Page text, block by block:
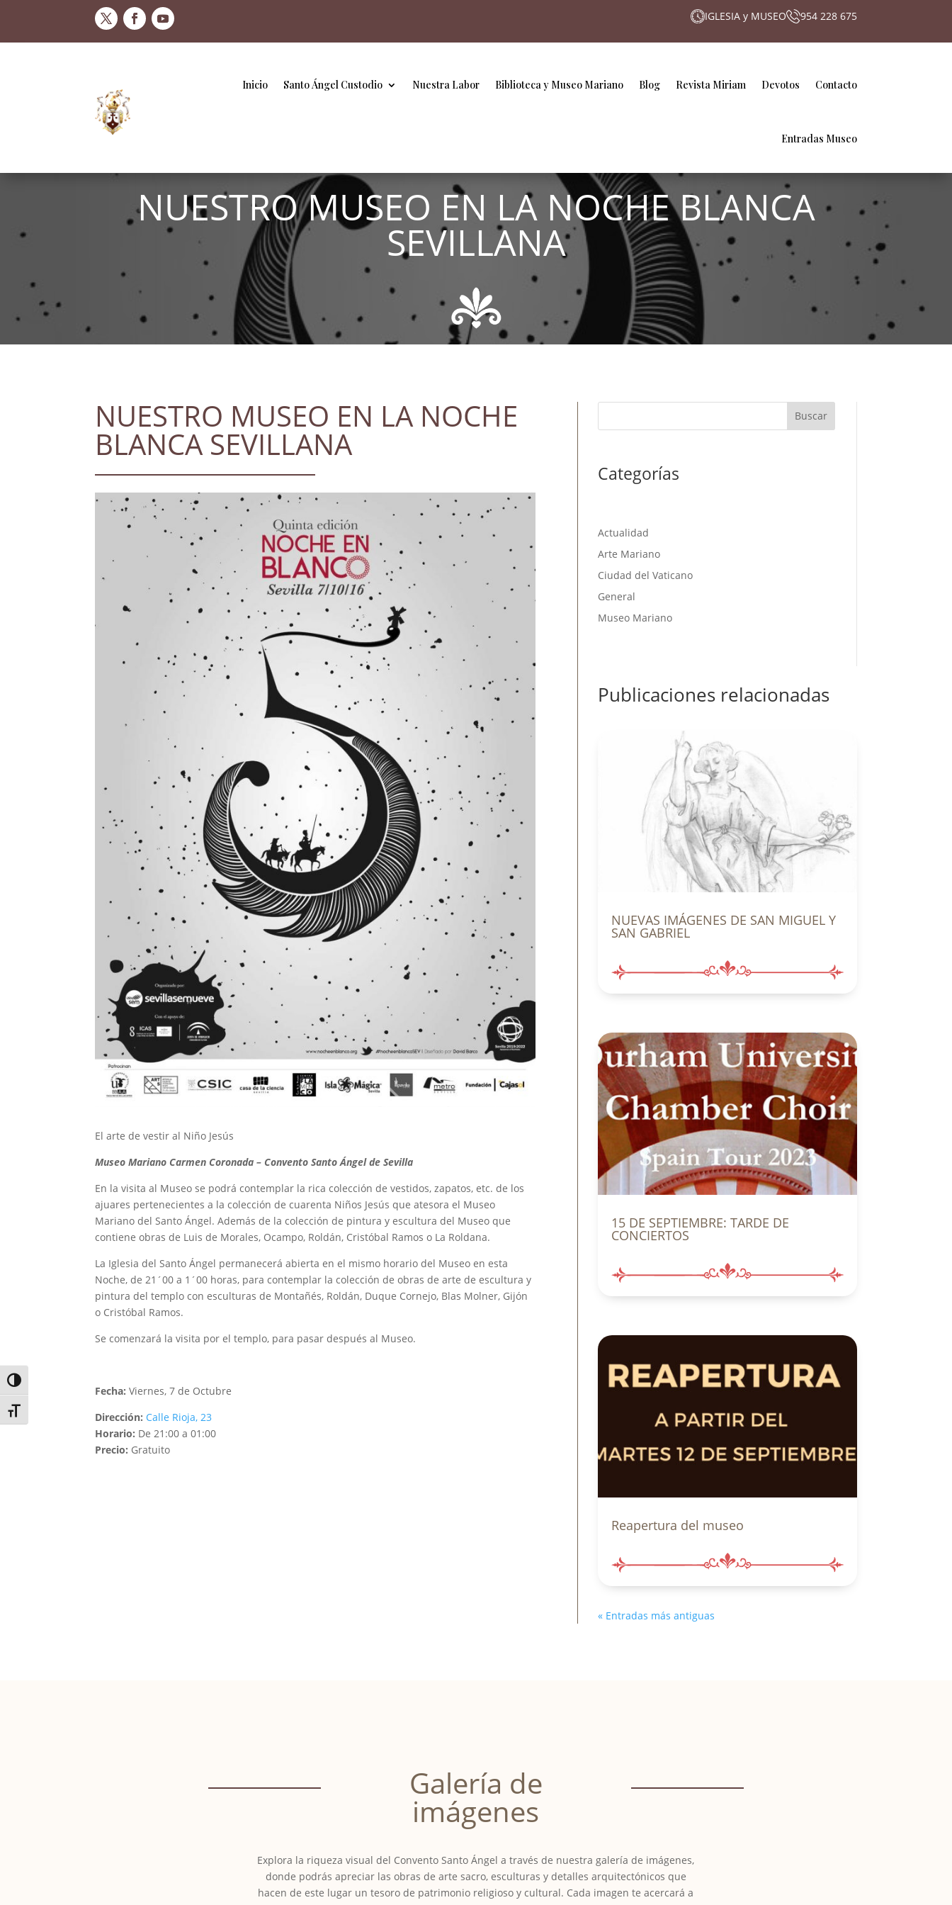
Alternar alto contraste
Alternar tamaño de letra
IGLESIA y MUSEO 954 228 675
Inicio Santo Ángel Custodio Nuestra Labor Biblioteca y Museo Mariano Blog Revista Miriam Devotos Contacto
Entradas Museo
NUESTRO MUSEO EN LA NOCHE BLANCA
SEVILLANA
NUESTRO MUSEO EN LA NOCHE
BLANCA SEVILLANA
El arte de vestir al Niño Jesús
Museo Mariano Carmen Coronada – Convento Santo Ángel de Sevilla
En la visita al Museo se podrá contemplar la rica colección de vestidos, zapatos, etc. de los
ajuares pertenecientes a la colección de cuarenta Niños Jesús que atesora el Museo
Mariano del Santo Ángel. Además de la colección de pintura y escultura del Museo que
contiene obras de Luis de Morales, Ocampo, Roldán, Cristóbal Ramos o La Roldana.
La Iglesia del Santo Ángel permanecerá abierta en el mismo horario del Museo en esta
Noche, de 21´00 a 1´00 horas, para contemplar la colección de obras de arte de escultura y
pintura del templo con esculturas de Montañés, Roldán, Duque Cornejo, Blas Molner, Gijón
o Cristóbal Ramos.
Se comenzará la visita por el templo, para pasar después al Museo.
Fecha:Viernes, 7 de Octubre
Dirección: Calle Rioja, 23
Horario: De 21:00 a 01:00
Precio: Gratuito
Buscar
Categorías
Actualidad
Arte Mariano
Ciudad del Vaticano
General
Museo Mariano
Publicaciones relacionadas
NUEVAS IMÁGENES DE SAN MIGUEL Y
SAN GABRIEL
15 DE SEPTIEMBRE: TARDE DE
CONCIERTOS
Reapertura del museo
« Entradas más antiguas
Galería de
imágenes
Explora la riqueza visual del Convento Santo Ángel a través de nuestra galería de imágenes,
donde podrás apreciar las obras de arte sacro, esculturas y detalles arquitectónicos que
hacen de este lugar un tesoro de patrimonio religioso y cultural. Cada imagen te acercará a